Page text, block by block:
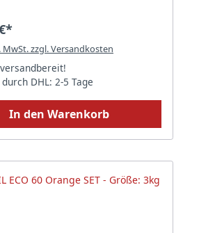
MwSt. zzgl. Versandkosten
DHL: 2-5 Tage
In den Warenkorb